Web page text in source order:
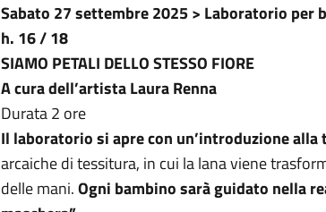
Sabato 27 settembre 2025 > Laboratorio per
h. 16 / 18
SIAMO PETALI DELLO STESSO FIORE
A cura dell’artista Laura Renna
Durata 2 ore
Il laboratorio si apre con un’introduzione alla
arcaiche di tessitura, in cui la lana viene
delle mani.Ogni bambino sarà guidato nella